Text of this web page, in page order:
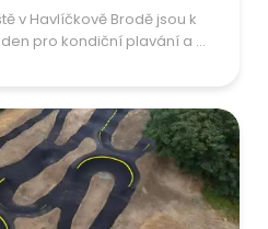
v Havlíčkově Brodě jsou k
pro kondiční plavání a ...